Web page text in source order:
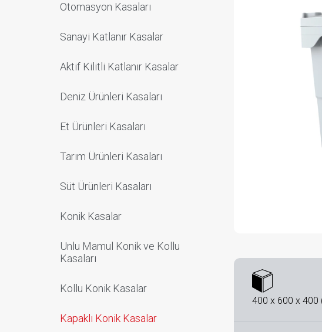
Otomasyon Kasaları
Sanayi Katlanır Kasalar
Aktif Kilitli Katlanır Kasalar
Deniz Ürünleri Kasaları
Et Ürünleri Kasaları
Tarım Ürünleri Kasaları
Süt Ürünleri Kasaları
Konik Kasalar
Unlu Mamul Konik ve Kollu
Kasaları
Kollu Konik Kasalar
Kapaklı Konik Kasalar
400 x 600 x 400